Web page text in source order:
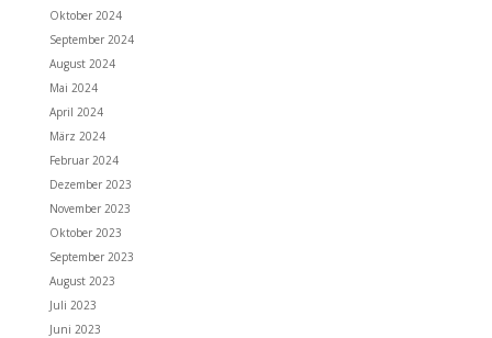
Oktober 2024
September 2024
August 2024
Mai 2024
April 2024
März 2024
Februar 2024
Dezember 2023
November 2023
Oktober 2023
September 2023
August 2023
Juli 2023
Juni 2023